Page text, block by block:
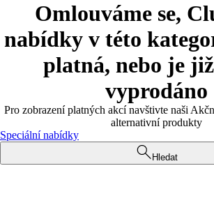
Omlouváme se,
nabídky v této
platná, nebo je
vyprodáno
Pro zobrazení platných akcí navštivte naši
alternativní produkty
Speciální nabídky
Hledat